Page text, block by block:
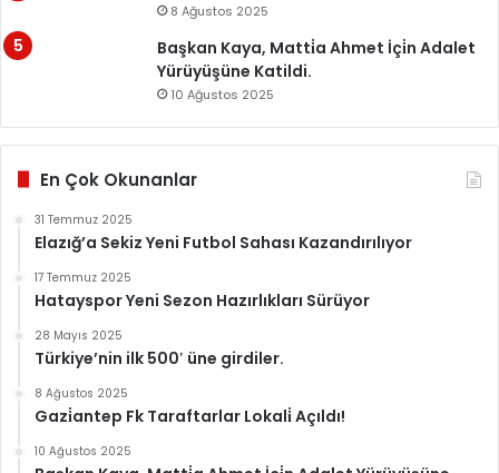
8 Ağustos 2025
Başkan Kaya, Matti̇a Ahmet İçi̇n Adalet
Yürüyüşüne Katildi.
10 Ağustos 2025
En Çok Okunanlar
31 Temmuz 2025
Elazığ’a Sekiz Yeni Futbol Sahası Kazandırılıyor
17 Temmuz 2025
Hatayspor Yeni Sezon Hazırlıkları Sürüyor
28 Mayıs 2025
Türkiye’nin ilk 500′ üne girdiler.
8 Ağustos 2025
Gazi̇antep Fk Taraftarlar Lokali̇ Açıldı!
10 Ağustos 2025